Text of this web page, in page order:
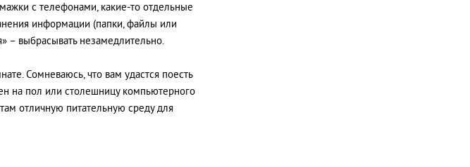
с телефонами, какие-то отдельные
информации (папки, файлы или
– выбрасывать незамедлительно.
Сомневаюсь, что вам удастся поесть
на пол или столешницу компьютерного
отличную питательную среду для